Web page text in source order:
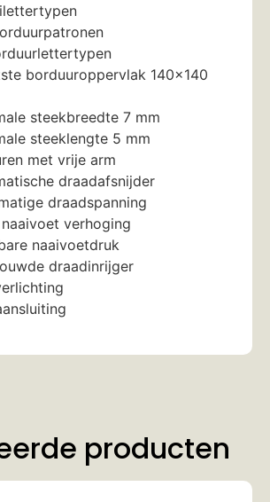
borduuroppervlak 140×140
steekbreedte 7 mm
steeklengte 5 mm
met vrije arm
draadafsnijder
draadspanning
verhoging
naaivoetdruk
draadinrijger
producten